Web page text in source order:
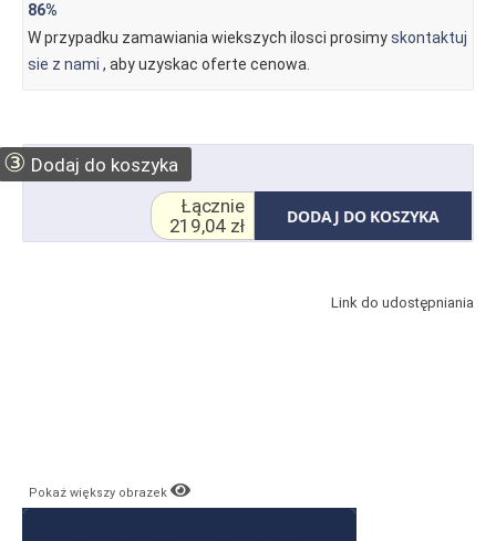
86%
W przypadku zamawiania wiekszych ilosci prosimyskontaktuj
sie z nami , aby uzyskac oferte cenowa.
③ Dodaj do koszyka
DODAJ DO KOSZYKA
Łącznie
219,04 zł
Link do udostępniania
Pokaż większy obrazek